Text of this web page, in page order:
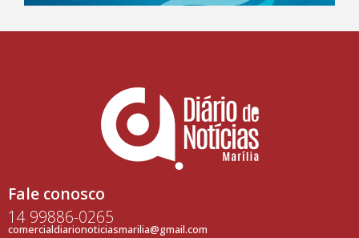
Fale conosco
14 99886-0265
comercialdiarionoticiasmarilia@gmail.com